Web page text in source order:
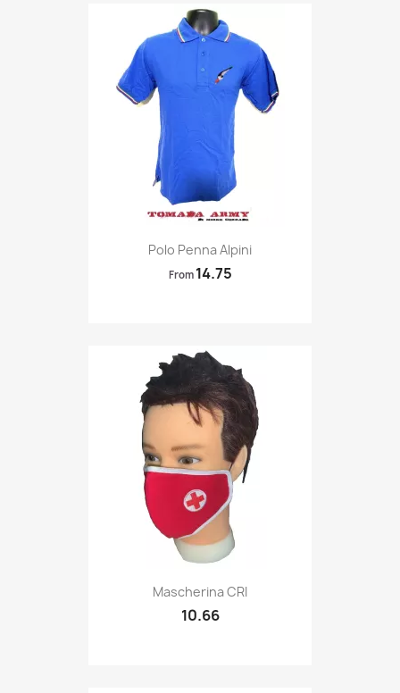
Quick view
Polo Penna Alpini
From 14.75
Quick view
Mascherina CRI
10.66